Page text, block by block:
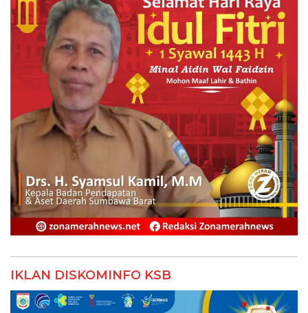
IKLAN DISKOMINFO KSB